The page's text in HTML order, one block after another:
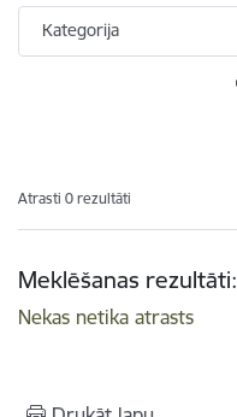
Kategorija
Atrasti 0 rezultāti
Meklēšanas rezultāti:
Nekas netika atrasts